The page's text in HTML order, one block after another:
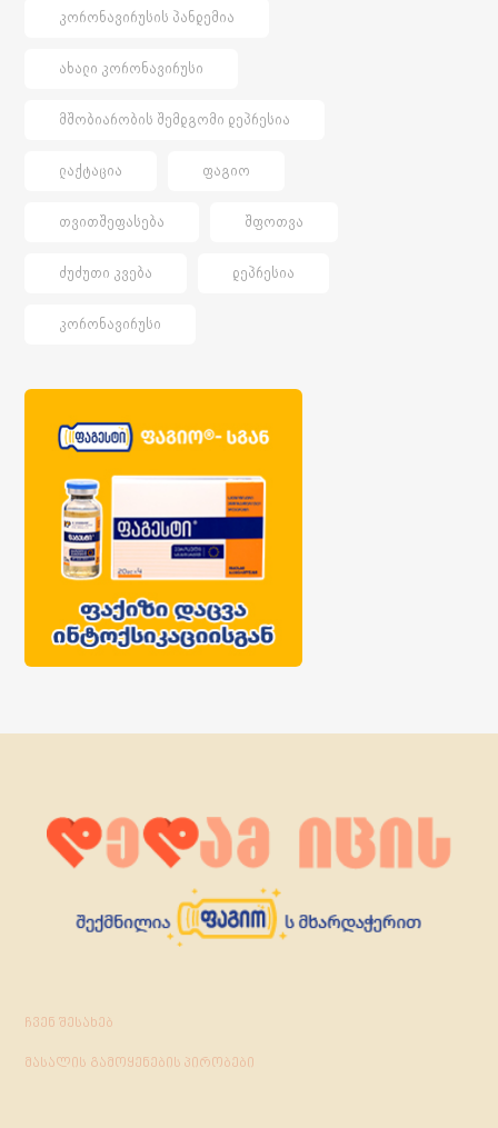
ᲙᲝᲠᲝᲜᲐᲕᲘᲠᲣᲡᲘᲡ ᲞᲐᲜᲓᲔᲛᲘᲐ
ᲐᲮᲐᲚᲘ ᲙᲝᲠᲝᲜᲐᲕᲘᲠᲣᲡᲘ
ᲛᲨᲝᲑᲘᲐᲠᲝᲑᲘᲡ ᲨᲔᲛᲓᲒᲝᲛᲘ ᲓᲔᲞᲠᲔᲡᲘᲐ
ᲚᲐᲥᲢᲐᲪᲘᲐ ᲤᲐᲒᲘᲝ
ᲗᲕᲘᲗᲨᲔᲤᲐᲡᲔᲑᲐ ᲨᲤᲝᲗᲕᲐ
ᲫᲣᲫᲣᲗᲘ ᲙᲕᲔᲑᲐ ᲓᲔᲞᲠᲔᲡᲘᲐ
ᲙᲝᲠᲝᲜᲐᲕᲘᲠᲣᲡᲘ
ჩვენ შესახებ
მასალის გამოყენების პირობები